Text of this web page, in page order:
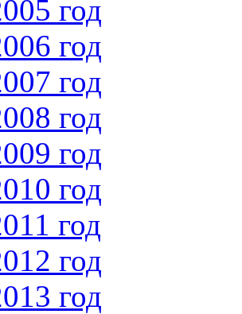
год
год
год
год
год
год
год
год
год